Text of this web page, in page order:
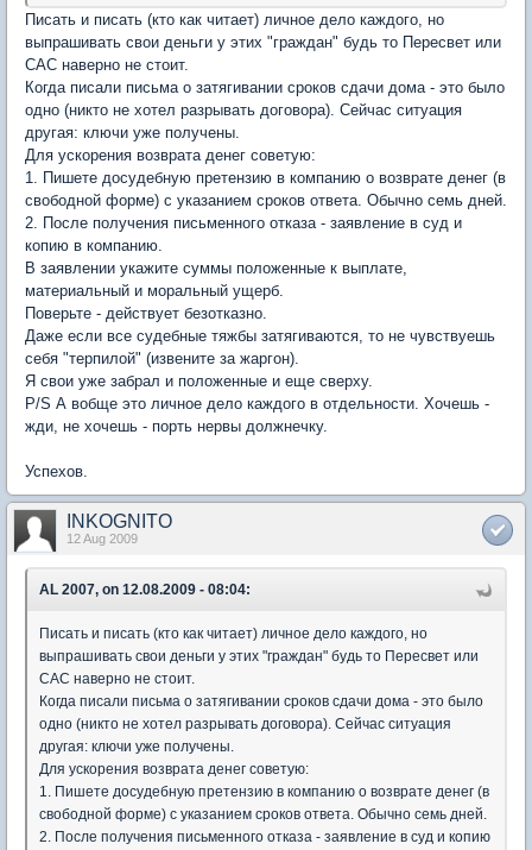
Писать и писать (кто как читает) личное дело каждого, но
выпрашивать свои деньги у этих "граждан" будь то Пересвет или
САС наверно не стоит.
Когда писали письма о затягивании сроков сдачи дома - это было
одно (никто не хотел разрывать договора). Сейчас ситуация
другая: ключи уже получены.
Для ускорения возврата денег советую:
1. Пишете досудебную претензию в компанию о возврате денег (в
свободной форме) с указанием сроков ответа. Обычно семь дней.
2. После получения письменного отказа - заявление в суд и
копию в компанию.
В заявлении укажите суммы положенные к выплате,
материальный и моральный ущерб.
Поверьте - действует безотказно.
Даже если все судебные тяжбы затягиваются, то не чувствуешь
себя "терпилой" (извените за жаргон).
Я свои уже забрал и положенные и еще сверху.
P/S А вобще это личное дело каждого в отдельности. Хочешь -
жди, не хочешь - порть нервы должнечку.
Успехов.
INKOGNITO
12 Aug 2009
AL 2007, on 12.08.2009 - 08:04:
Писать и писать (кто как читает) личное дело каждого, но
выпрашивать свои деньги у этих "граждан" будь то Пересвет или
САС наверно не стоит.
Когда писали письма о затягивании сроков сдачи дома - это было
одно (никто не хотел разрывать договора). Сейчас ситуация
другая: ключи уже получены.
Для ускорения возврата денег советую:
1. Пишете досудебную претензию в компанию о возврате денег (в
свободной форме) с указанием сроков ответа. Обычно семь дней.
2. После получения письменного отказа - заявление в суд и копию